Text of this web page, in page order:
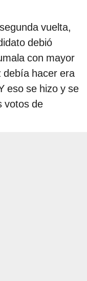
vuelta,
debió
con mayor
debía hacer era
eso se hizo y se
votos de